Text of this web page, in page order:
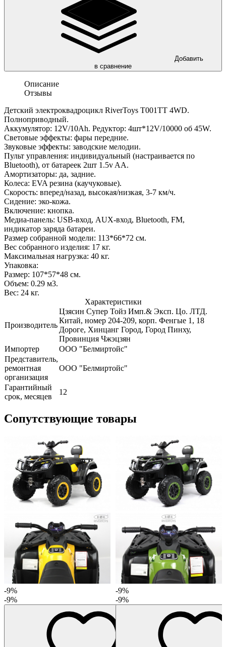
Добавить
в сравнение
Описание
Отзывы
Детский электроквадроцикл RiverToys T001TT 4WD.
Полноприводный.
Аккумулятор: 12V/10Ah. Редуктор: 4шт*12V/10000 об 45W.
Световые эффекты: фары передние.
Звуковые эффекты: заводские мелодии.
Пульт управления: индивидуальный (настраивается по
Bluetooth), от батареек 2шт 1.5v AA.
Амортизаторы: да, задние.
Колеса: EVA резина (каучуковые).
Скорость: вперед/назад, высокая/низкая, 3-7 км/ч.
Сидение: эко-кожа.
Включение: кнопка.
Медиа-панель: USB-вход, AUX-вход, Bluetooth, FM,
индикатор заряда батареи.
Размер собранной модели: 113*66*72 см.
Вес собранного изделия: 17 кг.
Максимальная нагрузка: 40 кг.
Упаковка:
Размер: 107*57*48 см.
Объем: 0.29 м3.
Вес: 24 кг.
Характеристики
Производитель
Цзясин Супер Тойз Имп.& Эксп. Цо. ЛТД.
Китай, номер 204-209, корп. Фенгые 1, 18
Дороге, Хинцанг Город, Город Пинху,
Провинция Чжэцзян
Импортер
ООО "Белмиртойс"
Представитель,
ремонтная
организация
ООО "Белмиртойс"
Гарантийный
срок, месяцев
12
Сопутствующие товары
-9%
-9%
-9%
-9%